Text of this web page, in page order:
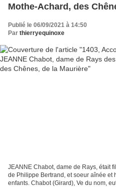
Mothe-Achard, des
Publié le 06/09/2021 à 14:50
Par thierryequinoxe
JEANNE Chabot, dame de Rays, était
de Philippe Bertrand, et soeur aînée et
enfants. Chabot (Girard), Ve du nom,